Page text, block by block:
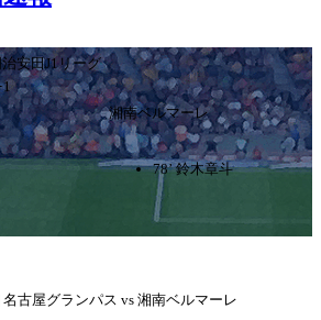
安田J1リーグ
1
湘南ベルマーレ
78’ 鈴木章斗
名古屋グランパス vs 湘南ベルマーレ